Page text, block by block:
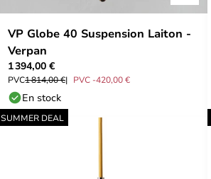
VP Globe 40 Suspension Laiton -
Verpan
1 394,00 €
PVC1 814,00 € PVC -420,00 €
En stock
SUMMER DEAL